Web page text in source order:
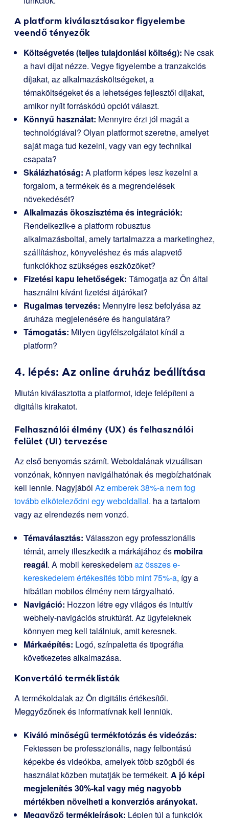
A platform kiválasztásakor figyelembe
veendő tényezők
Költségvetés (teljes tulajdonlási költség): Ne csak
a havi díjat nézze. Vegye figyelembe a tranzakciós
díjakat, az alkalmazásköltségeket, a
témaköltségeket és a lehetséges fejlesztői díjakat,
amikor nyílt forráskódú opciót választ.
Könnyű használat: Mennyire érzi jól magát a
technológiával? Olyan platformot szeretne, amelyet
saját maga tud kezelni, vagy van egy technikai
csapata?
Skálázhatóság: A platform képes lesz kezelni a
forgalom, a termékek és a megrendelések
növekedését?
Alkalmazás ökoszisztéma és integrációk:
Rendelkezik-e a platform robusztus
alkalmazásboltal, amely tartalmazza a marketinghez,
szállításhoz, könyveléshez és más alapvető
funkciókhoz szükséges eszközöket?
Fizetési kapu lehetőségek: Támogatja az Ön által
használni kívánt fizetési átjárókat?
Rugalmas tervezés: Mennyire lesz befolyása az
áruháza megjelenésére és hangulatára?
Támogatás: Milyen ügyfélszolgálatot kínál a
platform?
4. lépés: Az online áruház beállítása
Miután kiválasztotta a platformot, ideje felépíteni a
digitális kirakatot.
Felhasználói élmény (UX) és felhasználói
felület (UI) tervezése
Az első benyomás számít. Weboldalának vizuálisan
vonzónak, könnyen navigálhatónak és megbízhatónak
kell lennie. Nagyjából Az emberek 38%-a nem fog
tovább elköteleződni egy weboldallal. ha a tartalom
vagy az elrendezés nem vonzó.
Témaválasztás: Válasszon egy professzionális
témát, amely illeszkedik a márkájához és mobilra
reagál. A mobil kereskedelemaz összes e-
kereskedelem értékesítés több mint 75%-a, így a
hibátlan mobilos élmény nem tárgyalható.
Navigáció: Hozzon létre egy világos és intuitív
webhely-navigációs struktúrát. Az ügyfeleknek
könnyen meg kell találniuk, amit keresnek.
Márkaépítés: Logó, színpaletta és tipográfia
következetes alkalmazása.
Konvertáló terméklisták
A termékoldalak az Ön digitális értékesítői.
Meggyőzőnek és informatívnak kell lenniük.
Kiváló minőségű termékfotózás és videózás:
Fektessen be professzionális, nagy felbontású
képekbe és videókba, amelyek több szögből és
használat közben mutatják be termékeit. A jó képi
megjelenítés 30%-kal vagy még nagyobb
mértékben növelheti a konverziós arányokat.
Meggyőző termékleírások: Lépjen túl a funkciók